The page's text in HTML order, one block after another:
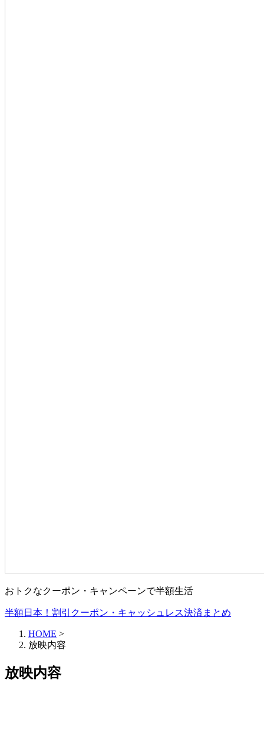
おトクなクーポン・キャンペーンで半額生活
半額日本！割引クーポン・キャッシュレス決済まとめ
HOME >
放映内容
放映内容